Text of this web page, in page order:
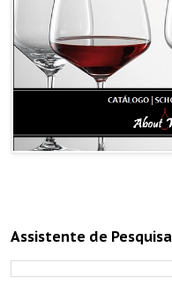
Assistente de Pesquisa